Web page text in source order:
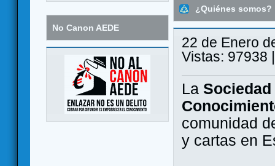
No Canon AEDE
¿Quiénes somos?
22 de Enero
Vistas: 97938
La
comunidad
y cartas en